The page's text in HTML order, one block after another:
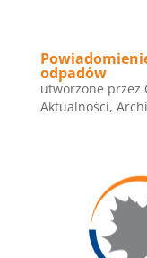
odpadów
utworzone przez
Aktualności,